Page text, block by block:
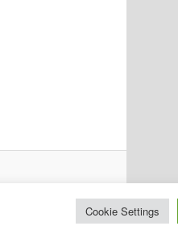
Cookie Settings